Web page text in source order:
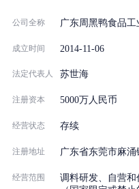
公司全称 广东周黑鸭食品工
成立时间 2014-11-06
法定代表人 苏世海
注册资本 5000万人民币
经营状态 存续
注册地址 广东省东莞市麻
经营范围
调料研发、自营